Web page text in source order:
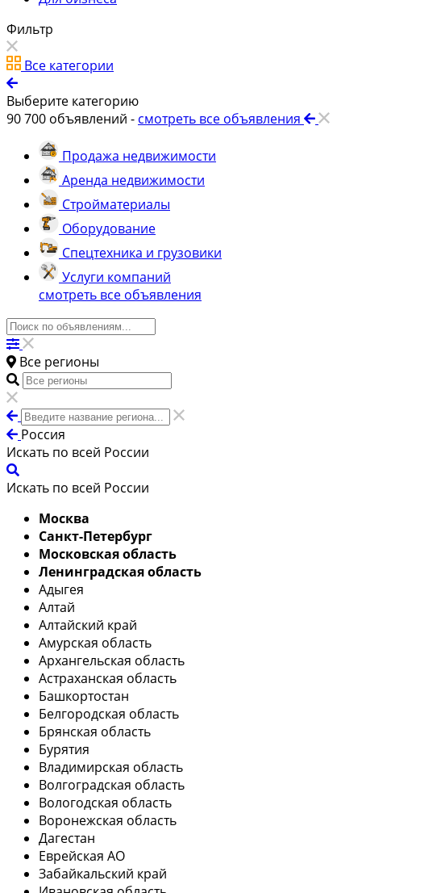
Фильтр
Все категории
Выберите категорию
90 700 объявлений - смотреть все объявления
Продажа недвижимости
Аренда недвижимости
Стройматериалы
Оборудование
Спецтехника и грузовики
Услуги компаний
смотреть все объявления
Все регионы
Россия
Искать по всей России
Искать по всей России
Москва
Санкт-Петербург
Московская область
Ленинградская область
Адыгея
Алтай
Алтайский край
Амурская область
Архангельская область
Астраханская область
Башкортостан
Белгородская область
Брянская область
Бурятия
Владимирская область
Волгоградская область
Вологодская область
Воронежская область
Дагестан
Еврейская АО
Забайкальский край